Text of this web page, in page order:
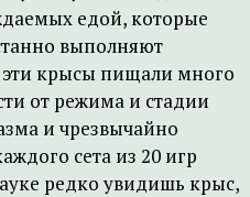
едой, которые
выполняют
эти крысы пищали много
от режима и стадии
и чрезвычайно
сета из 20 игр
редко увидишь крыс,